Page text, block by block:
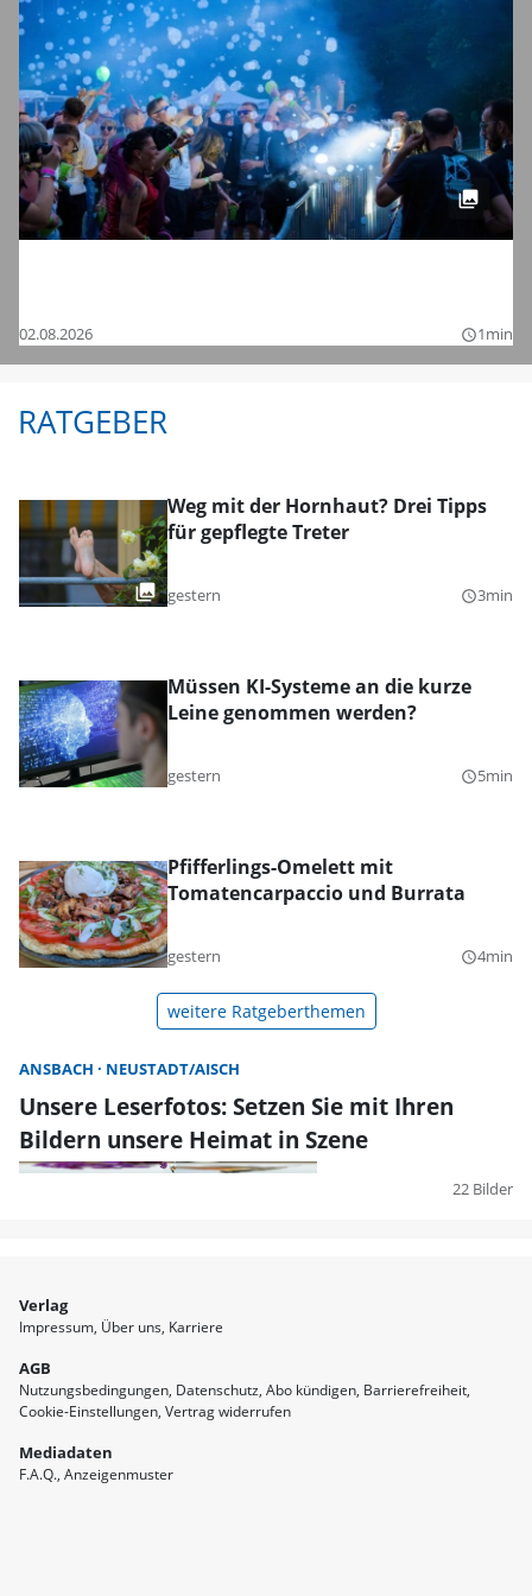
02.08.2026 query_builder1min
RATGEBER
Weg mit der Hornhaut? Drei Tipps
für gepflegte Treter
gestern query_builder3min
Müssen KI-Systeme an die kurze
Leine genommen werden?
gestern query_builder5min
Pfifferlings-Omelett mit
Tomatencarpaccio und Burrata
gestern query_builder4min
weitere Ratgeberthemen
ANSBACH NEUSTADT/AISCH
Unsere Leserfotos: Setzen Sie mit Ihren
Bildern unsere Heimat in Szene
22 Bilder
Verlag
Impressum Über uns Karriere
AGB
Nutzungsbedingungen Datenschutz Abo kündigen Barrierefreiheit
Cookie-Einstellungen Vertrag widerrufen
Mediadaten
F.A.Q. Anzeigenmuster